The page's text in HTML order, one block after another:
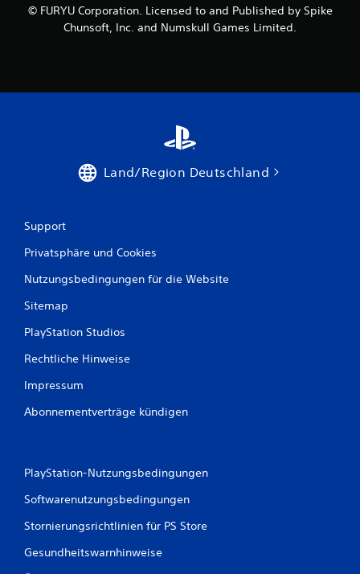
© FURYU Corporation. Licensed to and Published by Spike
Chunsoft, Inc. and Numskull Games Limited.
Land/Region Deutschland
Support
Privatsphäre und Cookies
Nutzungsbedingungen für die Website
Sitemap
PlayStation Studios
Rechtliche Hinweise
Impressum
Abonnementverträge kündigen
PlayStation-Nutzungsbedingungen
Softwarenutzungsbedingungen
Stornierungsrichtlinien für PS Store
Gesundheitswarnhinweise